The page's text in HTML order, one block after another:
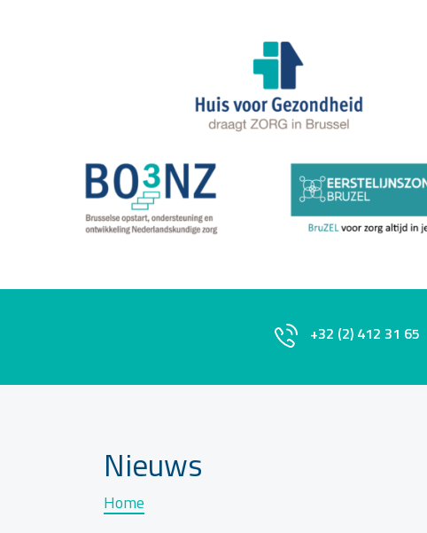
+32 (2) 412 31 65
Nieuws
Home